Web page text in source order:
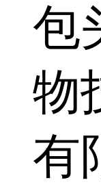
包
物
有